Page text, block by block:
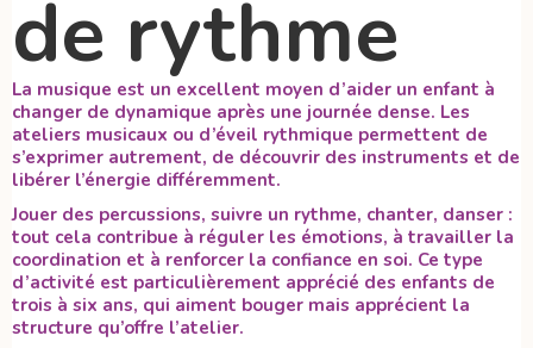
de rythme
La musique est un excellent moyen d’aider un enfant à
changer de dynamique après une journée dense. Les
ateliers musicaux ou d’éveil rythmique permettent de
s’exprimer autrement, de découvrir des instruments et de
libérer l’énergie différemment.
Jouer des percussions, suivre un rythme, chanter, danser :
tout cela contribue à réguler les émotions, à travailler la
coordination et à renforcer la confiance en soi. Ce type
d’activité est particulièrement apprécié des enfants de
trois à six ans, qui aiment bouger mais apprécient la
structure qu’offre l’atelier.